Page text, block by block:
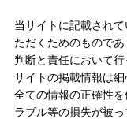
当サイトに記載され
ただくためのもので
判断と責任において
サイトの掲載情報は
全ての情報の正確性
ラブル等の損失が被